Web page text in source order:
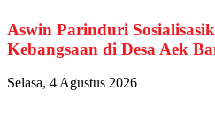
Aswin Parinduri
Kebangsaan di Desa Aek
Selasa, 4 Agustus 2026